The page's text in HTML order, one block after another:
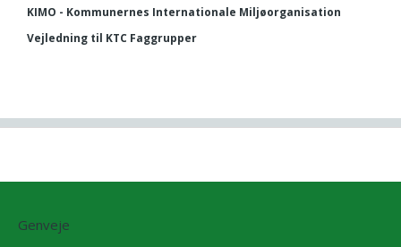
KIMO - Kommunernes Internationale Miljøorganisation
Vejledning til KTC Faggrupper
Genveje